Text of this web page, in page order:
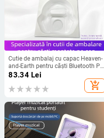
Cutie de ambalaj cu capac Heaven-
and-Earth pentru căști Bluetooth P9
Pro Max
83.34Lei
add_shopping_cart